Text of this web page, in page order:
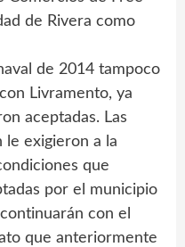
de Rivera como
de 2014 tampoco
Livramento, ya
aceptadas. Las
le exigieron a la
que
por el municipio
con el
que anteriormente